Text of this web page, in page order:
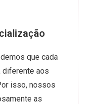
que cada
diferente aos
isso, nossos
as